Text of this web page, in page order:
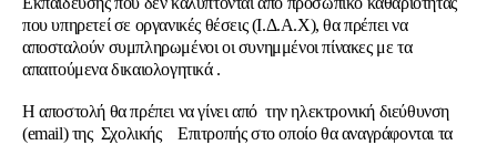
που υπηρετεί σε οργανικές θέσεις (Ι.Δ.Α.Χ), θα πρέπει να
αποσταλούν συμπληρωμένοι οι συνημμένοι πίνακες με τα
απαιτούμενα δικαιολογητικά .
Η αποστολή θα πρέπει να γίνει από την ηλεκτρονική διεύθυνση
(email) της Σχολικής Επιτροπής στο οποίο θα αναγράφονται τα